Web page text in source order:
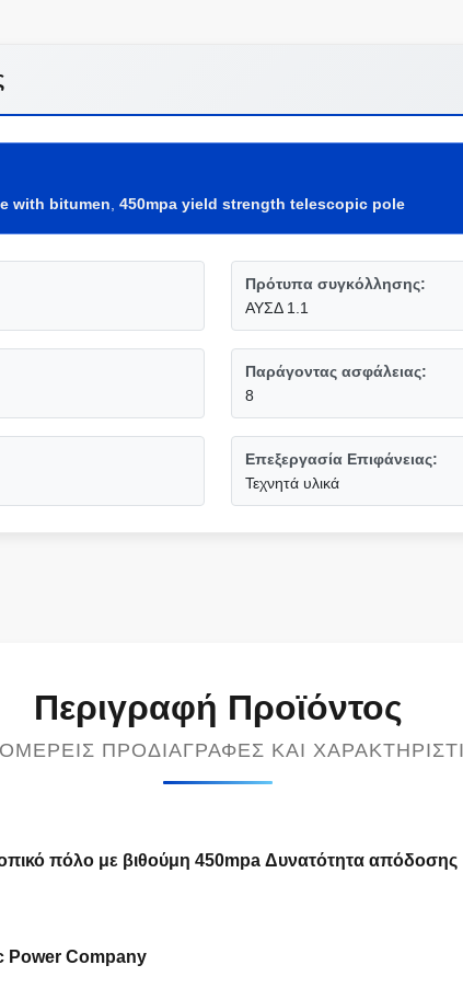
with bitumen 450mpa yield strength telescopic pole
Πρότυπα συγκόλλησης:
ΑΥΣΔ 1.1
Παράγοντας ασφάλειας:
8
Επεξεργασία Επιφάνειας:
Τεχνητά υλικά
Περιγραφή Προϊόντος
ΠΡΟΔΙΑΓΡΑΦΈΣ ΚΑΙ
πόλο με βιθούμη 450mpa Δυνατότητα απόδοσης
Power Company